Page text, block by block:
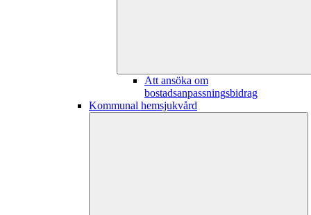
Att ansöka om
bostadsanpassningsbidrag
Kommunal hemsjukvård